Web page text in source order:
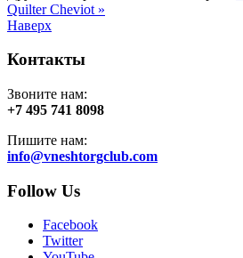
Quilter Cheviot »
Наверх
Контакты
Звоните нам:
+7 495 741 8098
Пишите нам:
info@vneshtorgclub.com
Follow Us
Facebook
Twitter